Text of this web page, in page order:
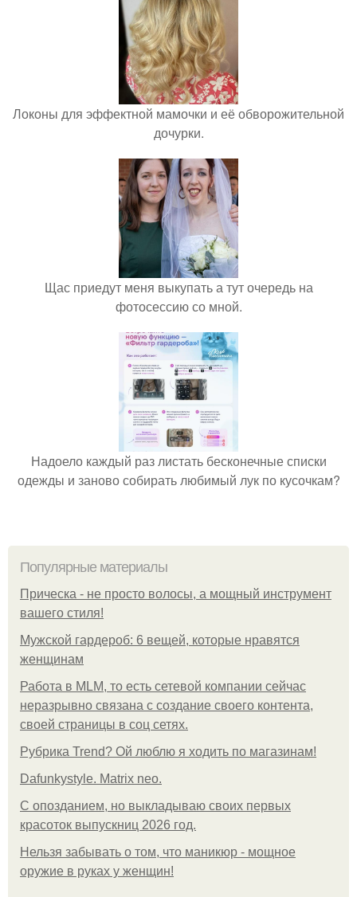
Локоны для эффектной мамочки и её обворожительной
дочурки.
Щас приедут меня выкупать а тут очередь на
фотосессию со мной.
Надоело каждый раз листать бесконечные списки
одежды и заново собирать любимый лук по кусочкам?
Популярные материалы
Прическа - не просто волосы, а мощный инструмент
вашего стиля!
Мужской гардероб: 6 вещей, которые нравятся
женщинам
Работа в MLM, то есть сетевой компании сейчас
неразрывно связана с создание своего контента,
своей страницы в соц сетях.
Рубрика Trend? Ой люблю я ходить по магазинам!
Dafunkystyle. Matrix neo.
С опозданием, но выкладываю своих первых
красоток выпускниц 2026 год.
Нельзя забывать о том, что маникюр - мощное
оружие в руках у женщин!